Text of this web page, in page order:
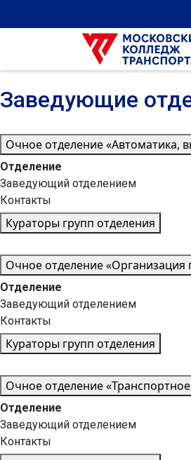
Заведующие
Очное отделение «Автоматика,
Отделение
Заведующий отделением
Контакты
Кураторы групп отделения
Очное отделение «Организация
Отделение
Заведующий отделением
Контакты
Кураторы групп отделения
Очное отделение
Отделение
Заведующий отделением
Контакты